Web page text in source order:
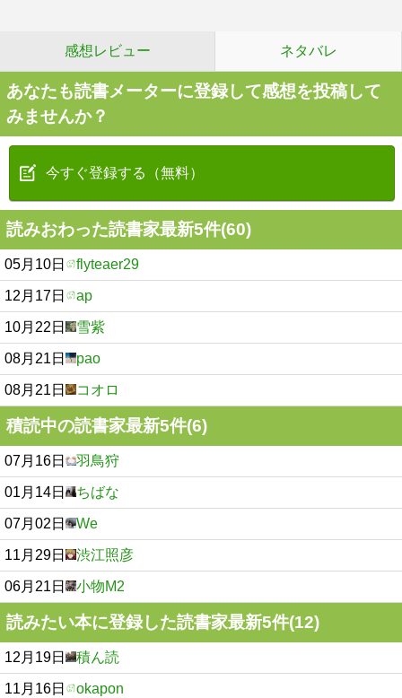
感想レビュー ネタバレ
あなたも読書メーターに登録して感想を投稿して
みませんか？
今すぐ登録する（無料）
読みおわった読書家最新5件(60)
05月10日 flyteaer29
12月17日 ap
10月22日 雪紫
08月21日 pao
08月21日 コオロ
積読中の読書家最新5件(6)
07月16日 羽鳥狩
01月14日 ちばな
07月02日 We
11月29日 渋江照彦
06月21日 小物M2
読みたい本に登録した読書家最新5件(12)
12月19日 積ん読
11月16日 okapon